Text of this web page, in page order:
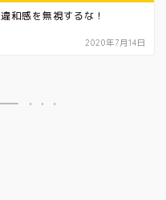
違和感を無視するな！
2020年7月14日